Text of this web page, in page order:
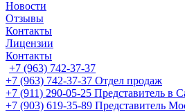
Новости
Отзывы
Контакты
Лицензии
Контакты
+7 (963) 742-37-37
+7 (963) 742-37-37 Отдел продаж
+7 (911) 290-05-25 Представитель в
+7 (903) 619-35-89 Представитель